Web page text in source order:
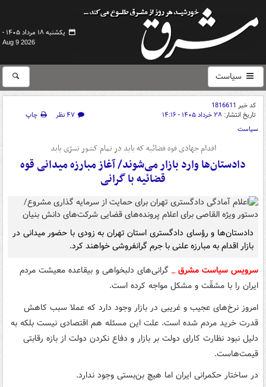
یکشنبه ۱۸ مرداد ۱۴۰۵ -
Aug 9 2026
سیاست
کد خبر 1816611
تاریخ انتشار: ۲۸ خرداد ۱۴۰۵ - ۱۴:۱۶ ۴۷ نظر
چاپ
سیاست
اقدام جهادی قوه قضائیه که باید در تمام کشور تسرّی یابد
دادستان‌ها وارد بازار می‌شوند/ آغاز مبارزه میدانی قوه
قضائیه با گرانی
دادستان‌ها و رؤسای دادگستری استان تهران به زودی با حضور میدانی در
بازار اقدام به مبارزه علنی با جرم گرانفروشی خواهند کرد.
سرویس سیاست مشرق_ گرانی‌های دلبخواهی و بیقاعده معیشت مردم
ایران را با مشقّت و مشکل مواجه کرده است.
امروز نرخ‌های عجیب و غریبی در بازار وجود دارد که عملا سبب کاهش
قدرت خرید مردم شده است. علت این مسئله هم اقتصادی نیست بلکه به
دلیل نبود نظارت کارای دولت بر بازار و دفاع نکردن دولت از بازه رقابتی
قیمت‌هاست.
در ساختار حکمرانی ایران اما هیچ بن‌بستی وجود ندارد.